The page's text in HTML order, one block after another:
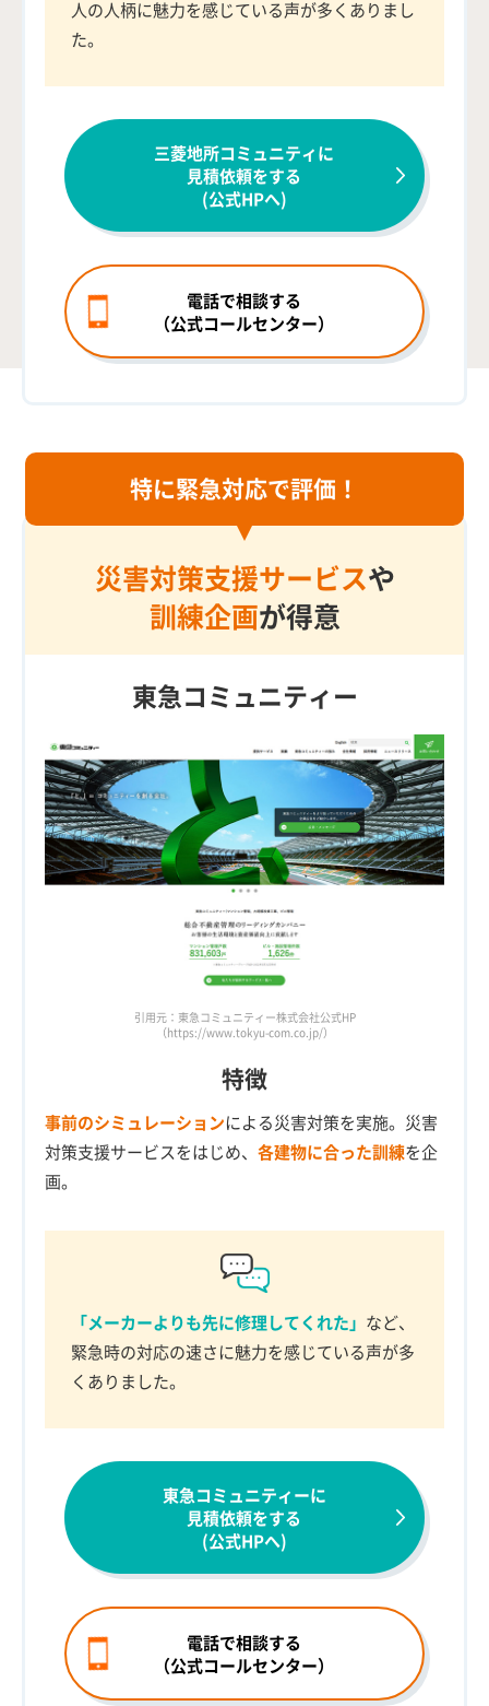
人の人柄に魅力を感じている声が多くありまし
た。
三菱地所コミュニティに
見積依頼をする
(公式HPへ)
電話で相談する
（公式コールセンター）
特に緊急対応で評価！
災害対策支援サービスや
訓練企画が得意
東急コミュニティー
引用元：東急コミュニティー株式会社公式HP
（https://www.tokyu-com.co.jp/）
特徴
事前のシミュレーションによる災害対策を実施。災害
対策支援サービスをはじめ、 各建物に合った訓練を企
画。
「メーカーよりも先に修理してくれた」 など、
緊急時の対応の速さに魅力を感じている声が多
くありました。
東急コミュニティーに
見積依頼をする
(公式HPへ)
電話で相談する
（公式コールセンター）